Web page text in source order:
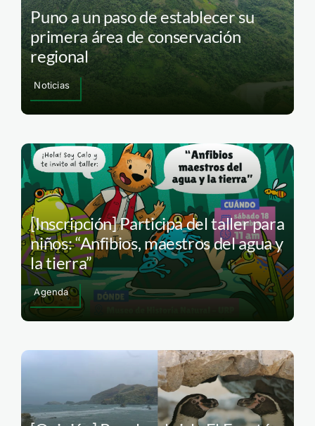
Puno a un paso de establecer su
primera área de conservación
regional
Noticias
[Inscripción] Participa del taller para
niños: “Anfibios, maestros del agua y
la tierra”
Agenda